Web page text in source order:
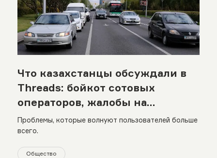
Что казахстанцы обсуждали в
Threads: бойкот сотовых
операторов, жалобы на
военкоматы и не только
Проблемы, которые волнуют пользователей больше
всего.
Общество